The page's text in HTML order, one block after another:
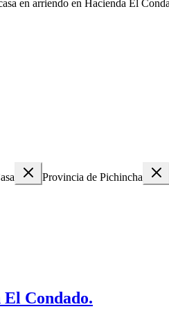
en arriendo en Hacienda El
Provincia de Pichincha
Condado.